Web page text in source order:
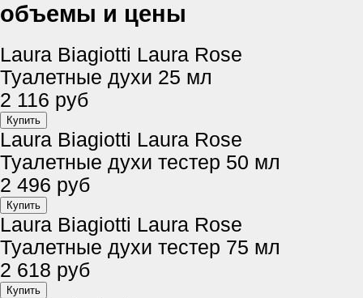
объемы и цены
Laura Biagiotti Laura Rose
Туалетные духи 25 мл
2 116 руб
Laura Biagiotti Laura Rose
Туалетные духи тестер 50 мл
2 496 руб
Laura Biagiotti Laura Rose
Туалетные духи тестер 75 мл
2 618 руб